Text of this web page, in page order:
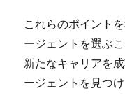
これらのポイント
ージェントを選ぶ
新たなキャリアを
ージェントを見つけ